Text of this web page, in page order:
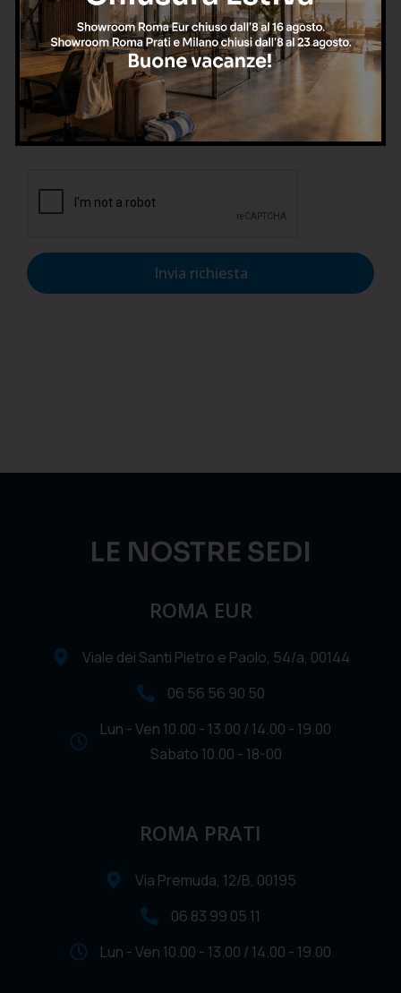
Confermo di aver letto l'informativa sulla privacy, di
accettarne le condizioni e di autorizzare il trattamento dei
dati personali nel rispetto del GDPR.
Invia richiesta
LE NOSTRE SEDI
ROMA EUR
Viale dei Santi Pietro e Paolo, 54/a, 00144
06 56 56 90 50
Lun - Ven 10.00 - 13.00 / 14.00 - 19.00
Sabato 10.00 - 18-00
ROMA PRATI
Via Premuda, 12/B, 00195
06 83 99 05 11
Lun - Ven 10.00 - 13.00 / 14.00 - 19.00